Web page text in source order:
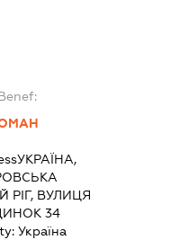
УКРАЇНА,
РІГ, ВУЛИЦЯ
34
Україна